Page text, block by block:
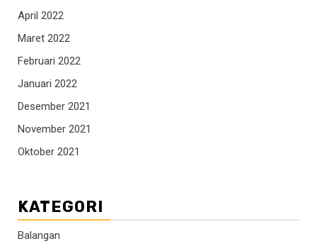
April 2022
Maret 2022
Februari 2022
Januari 2022
Desember 2021
November 2021
Oktober 2021
KATEGORI
Balangan